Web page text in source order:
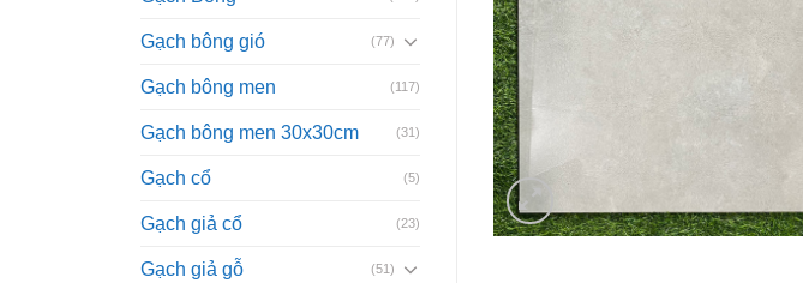
Gạch bông gió (77)
Gạch bông men (117)
Gạch bông men 30x30cm (31)
Gạch cổ (5)
Gạch giả cổ (23)
Gạch giả gỗ (51)